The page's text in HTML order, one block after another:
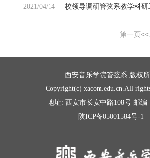
2021/04/14 校领导调研管弦系教学科研
第一页<<
西安音乐学院管弦系 版权
Copyright(c) xacom.edu.cn.All
地址: 西安市长安中路108号 邮编
陕ICP备05001584号-1